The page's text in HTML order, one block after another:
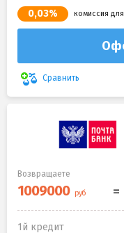
0,03% комиссия
Сравнить
Возвращаете
1й кредит